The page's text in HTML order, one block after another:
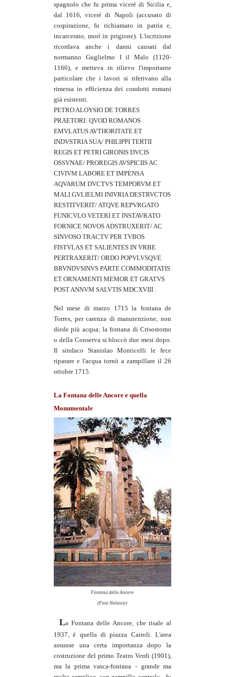
spagnolo che fu prima viceré di Sicilia e,
dal 1616, viceré di Napoli (accusato di
cospirazione, fu richiamato in patria e,
incarcerato, morì in prigione). L'iscrizione
ricordava anche i danni causati dal
normanno Guglielmo I il Malo (1120-
1166), e metteva in rilievo l'importante
particolare che i lavori si riferivano alla
rimessa in efficienza dei condotti romani
già esistenti.
PETRO ALOYSIO DE TORRES
PRAETORI: QVOD ROMANOS
EMVLATUS AVTHORITATE ET
INDVSTRIA SUA/ PHILIPPI TERTII
REGIS ET PETRI GIRONIS DVCIS
OSSVNAE/ PROREGIS AVSPICIIS AC
CIVIVM LABORE ET IMPENSA
AQVARUM DVCTVS TEMPORVM ET
MALI GVLIELMI INIVRIA DESTRVCTOS
RESTITVERIT/ ATQVE REPVRGATO
FUNICVLO VETERI ET INSTAVRATO
FORNICE NOVOS ADSTRUXERIT/ AC
SINVOSO TRACTV PER TVBOS
FISTVLAS ET SALIENTES IN VRBE
PERTRAXERIT/ ORDO POPVLVSQVE
BRVNDVSINVS PARTE COMMODITATIS
ET ORNAMENTI MEMOR ET GRATVS
POST ANNVM SALVTIS MDCXVIII .
Nel mese di marzo 1715 la fontana de
Torres, per carenza di manutenzione, non
diede più acqua; la fontana di Crisostomo
o della Conserva si bloccò due mesi dopo.
Il sindaco Stanislao Monticelli le fece
riparare e l'acqua tornò a zampillare il 26
ottobre 1715.
La Fontana delle Ancore e quella
Monumentale
Fontana delle Ancore
(Foto Nolasco)
La Fontana delle Ancore, che risale al
1937, è quella di piazza Cairoli. L'area
assunse una certa importanza dopo la
costruzione del primo Teatro Verdi (1901),
ma la prima vasca-fontana - grande ma